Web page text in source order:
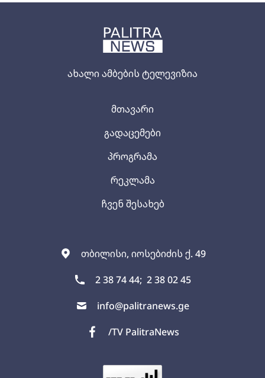
ახალი ამბების ტელევიზია
თბილისი, იოსებიძის ქ. 49
2 38 74 44; 2 38 02 45
info@palitranews.ge
/TV PalitraNews
მთავარი
გადაცემები
პროგრამა
რეკლამა
ჩვენ შესახებ